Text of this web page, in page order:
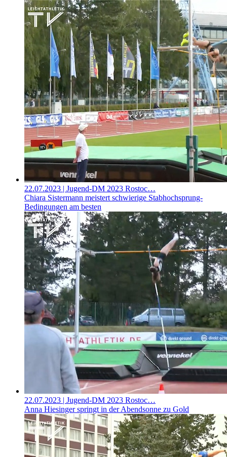
22.07.2023 | Jugend-DM 2023 Rostoc…
Chiara Sistermann meistert schwierige Stabhochsprung-
Bedingungen am besten
22.07.2023 | Jugend-DM 2023 Rostoc…
Anna Hiesinger springt in der Abendsonne zu Gold